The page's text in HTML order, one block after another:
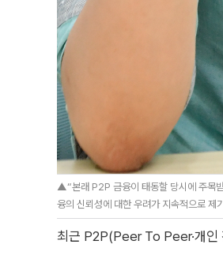
▲“본래 P2P 금융이 태동할 당시에 주목
융의 신뢰성에 대한 우려가 지속적으로
최근 P2P(Peer To Peer·개인